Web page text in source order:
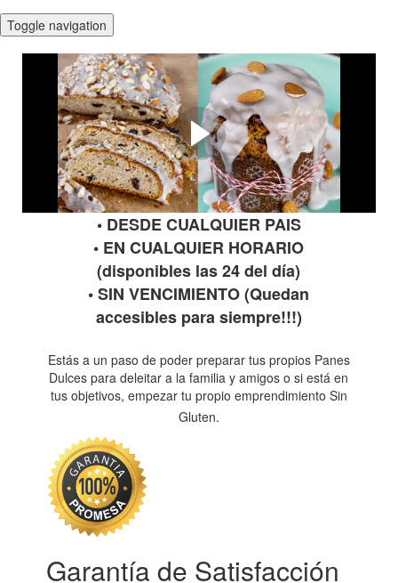
Toggle navigation
Curso Online de Pan Dulce
y Stollen (Pan Dulce
Alemán) Sin Gluten
Ale te cuenta más sobre el curso:
• DESDE CUALQUIER PAIS
• EN CUALQUIER HORARIO
(disponibles las 24 del día)
• SIN VENCIMIENTO (Quedan
accesibles para siempre!!!)
Estás a un paso de poder preparar tus propios Panes
Dulces para deleitar a la familia y amigos o si está en
tus objetivos, empezar tu propio emprendimiento Sin
Gluten.
Garantía de Satisfacción